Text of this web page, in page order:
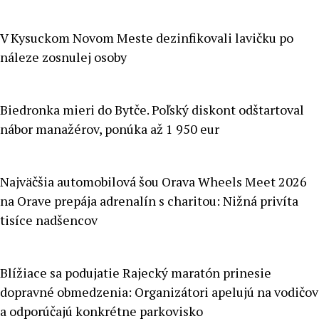
V Kysuckom Novom Meste dezinfikovali lavičku po
náleze zosnulej osoby
Biedronka mieri do Bytče. Poľský diskont odštartoval
nábor manažérov, ponúka až 1 950 eur
Najväčšia automobilová šou Orava Wheels Meet 2026
na Orave prepája adrenalín s charitou: Nižná privíta
tisíce nadšencov
Blížiace sa podujatie Rajecký maratón prinesie
dopravné obmedzenia: Organizátori apelujú na vodičov
a odporúčajú konkrétne parkovisko